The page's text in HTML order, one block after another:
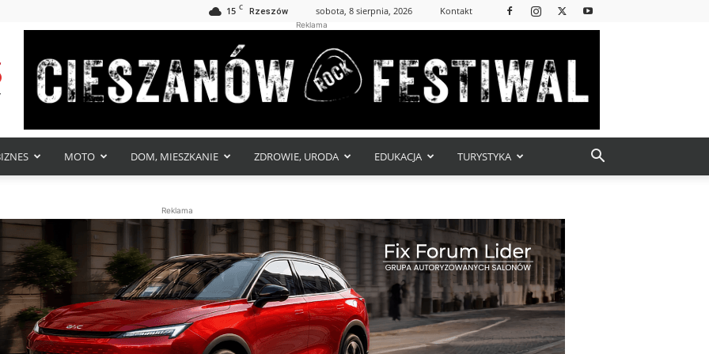
15 C Rzeszów sobota, 8 sierpnia, 2026 Kontakt
Reklama
MOTO DOM, MIESZKANIE ZDROWIE, URODA EDUKACJA TURYSTYKA
Reklama